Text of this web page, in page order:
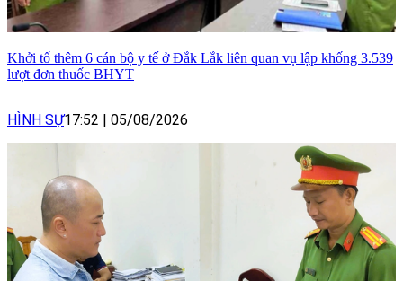
Khởi tố thêm 6 cán bộ y tế ở Đắk Lắk liên quan vụ lập khống 3.539
lượt đơn thuốc BHYT
HÌNH SỰ17:52 05/08/2026